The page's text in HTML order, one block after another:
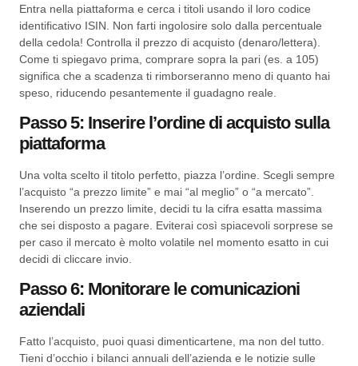
Entra nella piattaforma e cerca i titoli usando il loro codice
identificativo ISIN. Non farti ingolosire solo dalla percentuale
della cedola! Controlla il prezzo di acquisto (denaro/lettera).
Come ti spiegavo prima, comprare sopra la pari (es. a 105)
significa che a scadenza ti rimborseranno meno di quanto hai
speso, riducendo pesantemente il guadagno reale.
Passo 5: Inserire l’ordine di acquisto sulla
piattaforma
Una volta scelto il titolo perfetto, piazza l’ordine. Scegli sempre
l’acquisto “a prezzo limite” e mai “al meglio” o “a mercato”.
Inserendo un prezzo limite, decidi tu la cifra esatta massima
che sei disposto a pagare. Eviterai così spiacevoli sorprese se
per caso il mercato è molto volatile nel momento esatto in cui
decidi di cliccare invio.
Passo 6: Monitorare le comunicazioni
aziendali
Fatto l’acquisto, puoi quasi dimenticartene, ma non del tutto.
Tieni d’occhio i bilanci annuali dell’azienda e le notizie sulle